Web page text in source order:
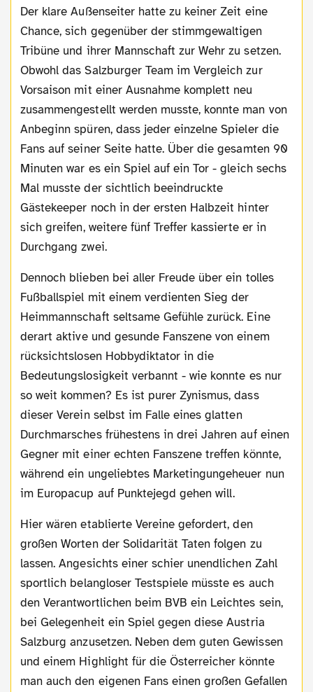
Der klare Außenseiter hatte zu keiner Zeit eine
Chance, sich gegenüber der stimmgewaltigen
Tribüne und ihrer Mannschaft zur Wehr zu setzen.
Obwohl das Salzburger Team im Vergleich zur
Vorsaison mit einer Ausnahme komplett neu
zusammengestellt werden musste, konnte man von
Anbeginn spüren, dass jeder einzelne Spieler die
Fans auf seiner Seite hatte. Über die gesamten 90
Minuten war es ein Spiel auf ein Tor - gleich sechs
Mal musste der sichtlich beeindruckte
Gästekeeper noch in der ersten Halbzeit hinter
sich greifen, weitere fünf Treffer kassierte er in
Durchgang zwei.
Dennoch blieben bei aller Freude über ein tolles
Fußballspiel mit einem verdienten Sieg der
Heimmannschaft seltsame Gefühle zurück. Eine
derart aktive und gesunde Fanszene von einem
rücksichtslosen Hobbydiktator in die
Bedeutungslosigkeit verbannt - wie konnte es nur
so weit kommen? Es ist purer Zynismus, dass
dieser Verein selbst im Falle eines glatten
Durchmarsches frühestens in drei Jahren auf einen
Gegner mit einer echten Fanszene treffen könnte,
während ein ungeliebtes Marketingungeheuer nun
im Europacup auf Punktejegd gehen will.
Hier wären etablierte Vereine gefordert, den
großen Worten der Solidarität Taten folgen zu
lassen. Angesichts einer schier unendlichen Zahl
sportlich belangloser Testspiele müsste es auch
den Verantwortlichen beim BVB ein Leichtes sein,
bei Gelegenheit ein Spiel gegen diese Austria
Salzburg anzusetzen. Neben dem guten Gewissen
und einem Highlight für die Österreicher könnte
man auch den eigenen Fans einen großen Gefallen